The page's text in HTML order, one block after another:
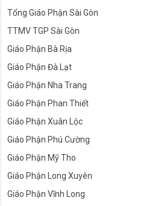
Tổng Giáo Phận Sài Gòn
TTMV TGP Sài Gòn
Giáo Phận Bà Rịa
Giáo Phận Đà Lạt
Giáo Phận Nha Trang
Giáo Phận Phan Thiết
Giáo Phận Xuân Lộc
Giáo Phận Phú Cường
Giáo Phận Mỹ Tho
Giáo Phận Long Xuyên
Giáo Phận Vĩnh Long